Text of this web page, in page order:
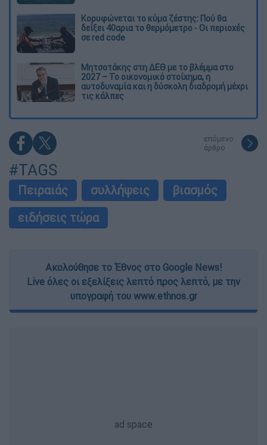
Κορυφώνεται το κύμα ζέστης: Πού θα
δείξει 40αρια το θερμόμετρο - Οι περιοχές
σε red code
Μητσοτάκης στη ΔΕΘ με το βλέμμα στο
2027 – Το οικονομικό στοίχημα, η
αυτοδυναμία και η δύσκολη διαδρομή μέχρι
τις κάλπες
επόμενο
άρθρο
#TAGS
Πειραιάς συλλήψεις
βιασμός
ειδήσεις τώρα
Ακολούθησε το Έθνος στο Google News!
Live όλες οι εξελίξεις λεπτό προς λεπτό, με την
υπογραφή του www.ethnos.gr